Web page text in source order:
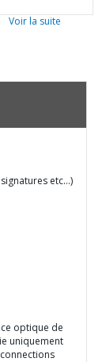
Voir la suite
etc…)
optique de
uniquement